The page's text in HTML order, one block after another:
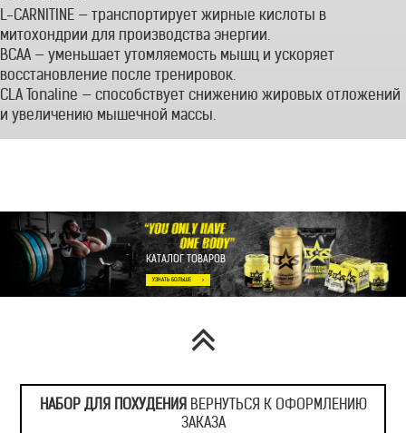
L-CARNITINE — транспортирует жирные кислоты в
митохондрии для производства энергии.
BCAA — уменьшает утомляемость мышц и ускоряет
восстановление после тренировок.
CLA Tonaline — способствует снижению жировых отложений
и увеличению мышечной массы.
КАТАЛОГ ТОВАРОВ
НАБОР ДЛЯ ПОХУДЕНИЯ ВЕРНУТЬСЯ К ОФОРМЛЕНИЮ
ЗАКАЗА